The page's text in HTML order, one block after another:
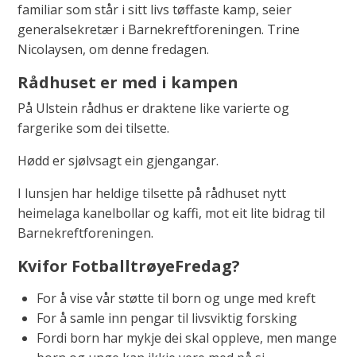
familiar som står i sitt livs tøffaste kamp, seier
generalsekretær i Barnekreftforeningen. Trine
Nicolaysen, om denne fredagen.
Rådhuset er med i kampen
På Ulstein rådhus er draktene like varierte og
fargerike som dei tilsette.
Hødd er sjølvsagt ein gjengangar.
I lunsjen har heldige tilsette på rådhuset nytt
heimelaga kanelbollar og kaffi, mot eit lite bidrag til
Barnekreftforeningen.
Kvifor FotballtrøyeFredag?
For å vise vår støtte til born og unge med kreft
For å samle inn pengar til livsviktig forsking
Fordi born har mykje dei skal oppleve, men mange